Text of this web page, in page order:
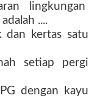
lingkungan
....
dan kertas satu
setiap pergi
dengan kayu